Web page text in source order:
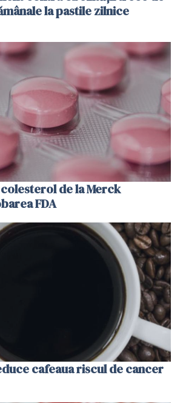
la pastile zilnice
de la Merck
FDA
cafeaua riscul de cancer